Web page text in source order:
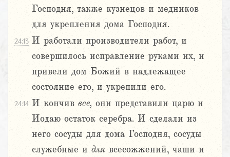
Господня, также кузнецов и медников
для укрепления дома Господня.
24:13 И работали производители работ, и
совершилось исправление руками их, и
привели дом Божий в надлежащее
состояние его, и укрепили его.
24:14 И кончив все, они представили царю и
Иодаю остаток серебра. И сделали из
него сосуды для дома Господня, сосуды
служебные и для всесожжений, чаши и